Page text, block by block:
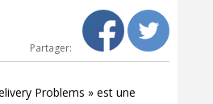
Partager:
Problems » est une